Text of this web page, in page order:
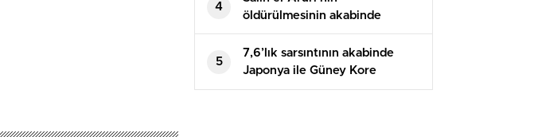
4
öldürülmesinin akabinde
Hamas, İsrail ile esir takası ve
ateşkes müzakerelerini
durdurdu
5
7,6’lık sarsıntının akabinde
Japonya ile Güney Kore
ortasında ada krizi çıktı